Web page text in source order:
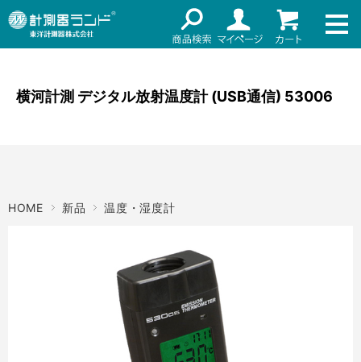
ネット通販（リセール）
ご利用ガイド
メーカー名
価格帯
横河計測 デジタル放射温度計 (USB通信) 53006
HOME 新品 温度・湿度計